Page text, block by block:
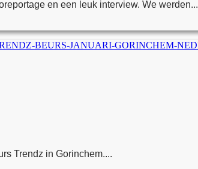
en een leuk interview. We werden...
Trendz in Gorinchem....